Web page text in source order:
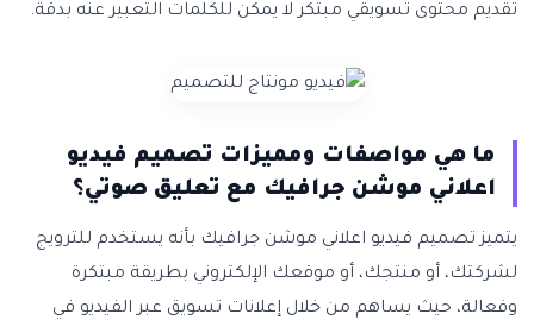
تقديم محتوى تسويقي مبتكر لا يمكن للكلمات التعبير عنه بدقة.
ما هي مواصفات ومميزات تصميم فيديو
اعلاني موشن جرافيك مع تعليق صوتي؟
يتميز تصميم فيديو اعلاني موشن جرافيك بأنه يستخدم للترويج
لشركتك، أو منتجك، أو موقعك الإلكتروني بطريقة مبتكرة
وفعالة، حيث يساهم من خلال إعلانات تسويق عبر الفيديو في